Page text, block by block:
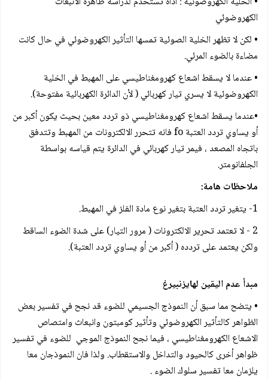
الكهروضوئي
• لكن لا تظهر الخلية الصوئية تمسها التأثير الكهروضوئي في حال كانت
مضاءة بالضوء المرئي.
• عندما لا يسقط اشعاع كهرومغناطيسي على المهبط في الخلية
الكهروضوئية لا يسري تيار كهربائي ( لأن الدائرة الكهربائية مفتوحة).
•عندما يسقط اشعاع كهرومغناطيسي ذو تردد معين بحيث يكون أكبر من
أو يساوي تردد العتبة fo فانه تتحرر الالكترونات من المهبط وتتدفق
باتجاه المصعد ، فيمر تيار كهربائي في الدائرة يتم قياسه بواسطة
الجلفانومتر.
ملاحظات هامة:
1- يتغير تردد العتبة بتغير نوع مادة الفلز في المهبط.
2 - لا تعتمد تحرير الالكترونات ( مرور التيار) على شدة الضوء الساقط
ولكن يعتمد على تردده ( أكبر من أو يساوي تردد العتبة).
مبدأ عدم اليقين لهايزنبيرغ
• يتضح مما سبق أن النموذج الجسيمي للضوء قد نجح في تفسير بعض
الظواهر كالتأثير الكهروضوئي وتأثير كومبتون وانبعاث وامتصاص
الاشعاع الكهرومغناطيسي ، فيما نجح النموذج الموجي للضوء في تفسير
ظواهر أخرى كالحيود والتداخل والاستقطاب. ولذا فان النموذجان معا
يلزمان معا تفسير سلوك الضوء .